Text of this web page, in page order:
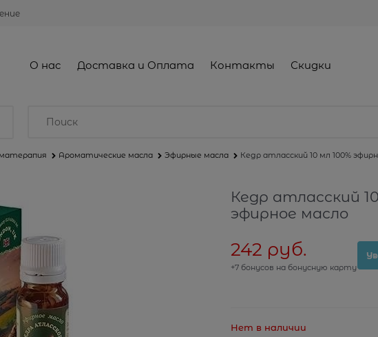
О нас Доставка и Оплата Контакты Скидки
Ароматические масла Эфирные масла Кедр атласский 10 мл 100%
Кедр атласский
эфирное масло
242 руб.
+7 бонусов на бонусную карту
Нет в наличии